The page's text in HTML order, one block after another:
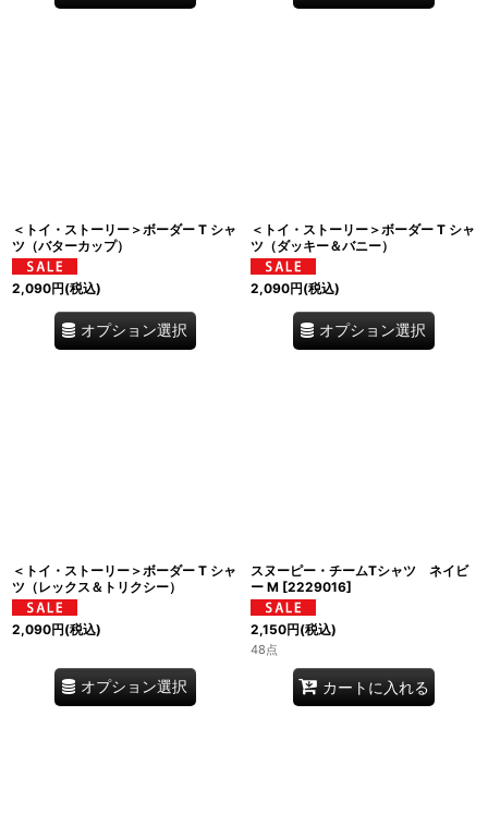
＜トイ・ストーリー＞ボーダー T シャ
ツ（バターカップ）
2,090円(税込)
オプション選択
＜トイ・ストーリー＞ボーダー T シャ
ツ（ダッキー＆バニー）
2,090円(税込)
オプション選択
＜トイ・ストーリー＞ボーダー T シャ
ツ（レックス＆トリクシー）
2,090円(税込)
オプション選択
スヌーピー・チームTシャツ ネイビ
ー M [2229016]
2,150円(税込)
48点
カートに入れる